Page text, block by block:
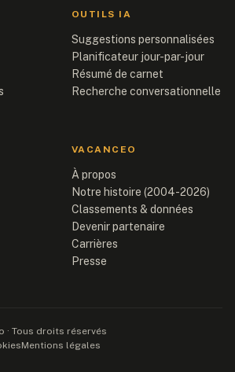
OUTILS IA
Suggestions personnalisées
Planificateur jour-par-jour
Résumé de carnet
Recherche conversationnelle
VACANCEO
À propos
Notre histoire (2004-2026)
Classements & données
Devenir partenaire
Carrières
Presse
· Tous droits réservés
Mentions légales